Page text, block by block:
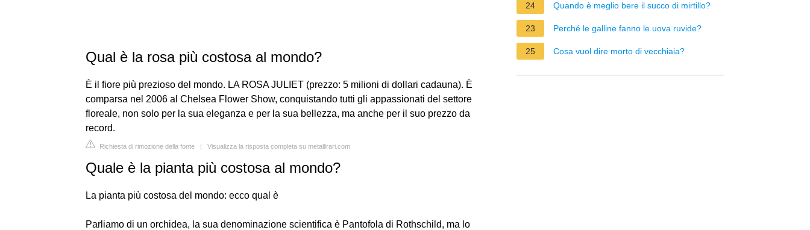
Qual è la rosa più costosa al mondo?
È il fiore più prezioso del mondo. LA ROSA JULIET (prezzo: 5 milioni di dollari cadauna). È
comparsa nel 2006 al Chelsea Flower Show, conquistando tutti gli appassionati del settore
floreale, non solo per la sua eleganza e per la sua bellezza, ma anche per il suo prezzo da
record.
Richiesta di rimozione della fonte | Visualizza la risposta completa su metallirari.com
Quale è la pianta più costosa al mondo?
La pianta più costosa del mondo: ecco qual è
Parliamo di un orchidea, la sua denominazione scientifica è Pantofola di Rothschild, ma lo
24 Quando è meglio bere il succo di mirtillo?
23 Perché le galline fanno le uova ruvide?
25 Cosa vuol dire morto di vecchiaia?